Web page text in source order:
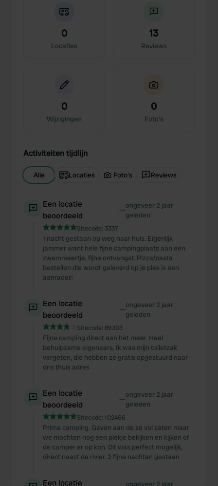
0
Locaties
13
Reviews
0
Wijzigingen
0
Foto's
Activiteiten tijdlijn
Alle Locaties Foto's Reviews
Een locatie
beoordeeld
—ongeveer 2 jaar
geleden
Sitecode: 3337
1 nacht gestaan op weg naar huis. Eigenlijk
jammer want hele fijne campingplaats aan een
zwemmeertje, fijne ontvangst. Pizza/pasta
bestellen die wordt geleverd op je plek is een
aanrader!
Een locatie
beoordeeld
—ongeveer 2 jaar
geleden
Sitecode: 89303
Fijne camping direct aan het meer. Heel
behulpzame eigenaars. Ik was mijn toiletzak
vergeten, die hebben ze gratis opgestuurd naar
ons thuis adres
Een locatie
beoordeeld
—ongeveer 2 jaar
geleden
Sitecode: 102466
Prima camping. Gaven aan de ze vol zaten maar
we mochten nog een plekje bekijken en kijken of
de camper er op kon. Dit was perfect mogelijk,
direct naast de rivier. 2 fijne nachten gestaan
Een locatie ongeveer 2 jaar